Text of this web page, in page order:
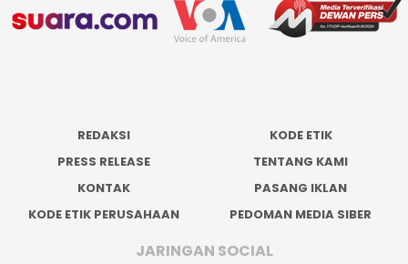
REDAKSI
KODE ETIK
PRESS RELEASE
TENTANG KAMI
KONTAK
PASANG IKLAN
KODE ETIK PERUSAHAAN
PEDOMAN MEDIA SIBER
JARINGAN SOCIAL